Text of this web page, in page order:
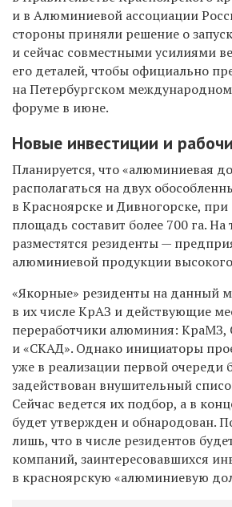
и в Алюминиевой ассоциации
стороны приняли решение о
и сейчас совместными усилиями
его деталей, чтобы официально
на Петербургском
форуме в июне.
Новые инвестиции и
Планируется, что «алюминиевая
располагаться на двух
в Красноярске и Дивногорске,
площадь составит более 700 га.
разместятся резиденты —
алюминиевой продукции
«Якорные» резиденты на данный
в их числе КрАЗ и действующие
переработчики алюминия: КраМЗ,
и «СКАД». Однако инициаторы
уже в реализации первой очереди
задействован внушительный
Сейчас ведется их подбор, а в
будет утвержден и обнародован.
лишь, что в числе резидентов
компаний, заинтересовавшихся
в красноярскую «алюминиевую